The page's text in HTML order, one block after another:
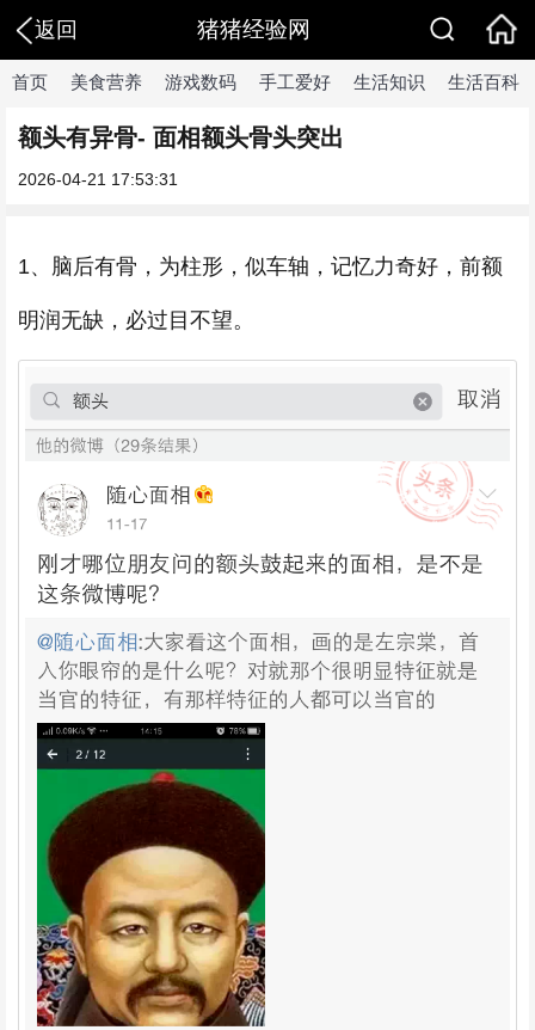
返回 猪猪经验网
首页 美食营养 游戏数码 手工爱好 生活知识 生活百科
额头有异骨- 面相额头骨头突出
2026-04-21 17:53:31
1、脑后有骨，为柱形，似车轴，记忆力奇好，前额
明润无缺，必过目不望。